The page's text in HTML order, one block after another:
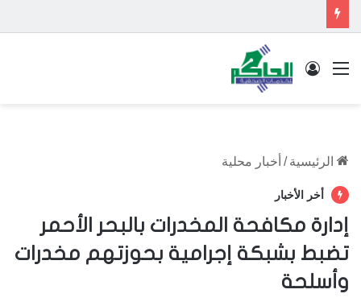
القائمة تسجيل الدخول
الرئيسية / أخبار محلية
أخر الأخبار
إدارة مكافحة المخدرات بالبحر الأحمر
تضبط بشبكة إجرامية بحوزتهم مخدرات
وأسلحة